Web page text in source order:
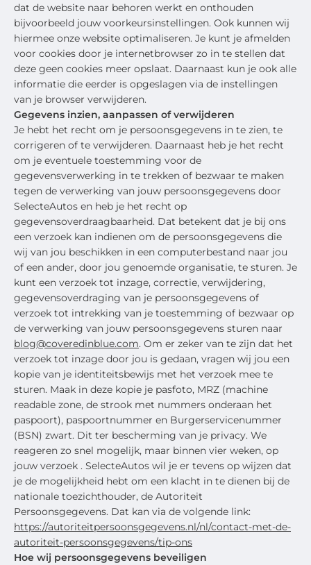
dat de website naar behoren werkt en onthouden
bijvoorbeeld jouw voorkeursinstellingen. Ook kunnen wij
hiermee onze website optimaliseren. Je kunt je afmelden
voor cookies door je internetbrowser zo in te stellen dat
deze geen cookies meer opslaat. Daarnaast kun je ook alle
informatie die eerder is opgeslagen via de instellingen
van je browser verwijderen.
Gegevens inzien, aanpassen of verwijderen
Je hebt het recht om je persoonsgegevens in te zien, te
corrigeren of te verwijderen. Daarnaast heb je het recht
om je eventuele toestemming voor de
gegevensverwerking in te trekken of bezwaar te maken
tegen de verwerking van jouw persoonsgegevens door
SelecteAutos en heb je het recht op
gegevensoverdraagbaarheid. Dat betekent dat je bij ons
een verzoek kan indienen om de persoonsgegevens die
wij van jou beschikken in een computerbestand naar jou
of een ander, door jou genoemde organisatie, te sturen. Je
kunt een verzoek tot inzage, correctie, verwijdering,
gegevensoverdraging van je persoonsgegevens of
verzoek tot intrekking van je toestemming of bezwaar op
de verwerking van jouw persoonsgegevens sturen naar
blog@coveredinblue.com. Om er zeker van te zijn dat het
verzoek tot inzage door jou is gedaan, vragen wij jou een
kopie van je identiteitsbewijs met het verzoek mee te
sturen. Maak in deze kopie je pasfoto, MRZ (machine
readable zone, de strook met nummers onderaan het
paspoort), paspoortnummer en Burgerservicenummer
(BSN) zwart. Dit ter bescherming van je privacy. We
reageren zo snel mogelijk, maar binnen vier weken, op
jouw verzoek . SelecteAutos wil je er tevens op wijzen dat
je de mogelijkheid hebt om een klacht in te dienen bij de
nationale toezichthouder, de Autoriteit
Persoonsgegevens. Dat kan via de volgende link:
https://autoriteitpersoonsgegevens.nl/nl/contact-met-de-
autoriteit-persoonsgegevens/tip-ons
Hoe wij persoonsgegevens beveiligen